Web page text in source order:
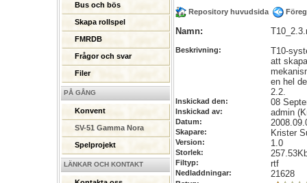
Bus och bös
Skapa rollspel
FMRDB
Frågor och svar
Filer
PÅ GÅNG
Konvent
SV-51 Gamma Nora
Spelprojekt
LÄNKAR OCH KONTAKT
Repository huvudsida
Namn:
Beskrivning:
T10-
att
en hel
2.2.
Inskickad den: 08
Inskickad av: admin
Datum:
Skapare: Krister
Version: 1.0
Storlek:
Filtyp: rtf
Nedladdningar: 21628